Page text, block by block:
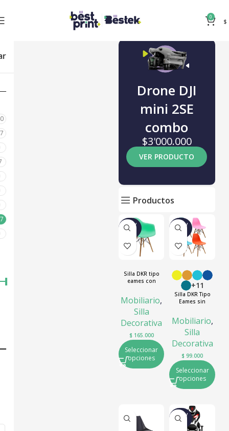
0
$
Drone DJI
mini 2SE
combo
$3'000.000
VER PRODUCTO
Productos
NUEV
O
Silla DKR tipo
eames con
Mobiliario,
Silla
Decorativa
$165.000
Seleccionar
opciones
NUEV
O
+11
Silla DKR Tipo
Eames sin
Mobiliario,
Silla
Decorativa
$ 99.000
Seleccionar
opciones
NUEV
O